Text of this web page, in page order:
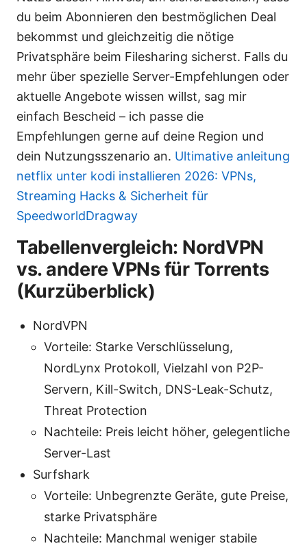
du beim Abonnieren den bestmöglichen Deal
bekommst und gleichzeitig die nötige
Privatsphäre beim Filesharing sicherst. Falls du
mehr über spezielle Server-Empfehlungen oder
aktuelle Angebote wissen willst, sag mir
einfach Bescheid – ich passe die
Empfehlungen gerne auf deine Region und
dein Nutzungsszenario an. Ultimative anleitung
netflix unter kodi installieren 2026: VPNs,
Streaming Hacks & Sicherheit für
SpeedworldDragway
Tabellenvergleich: NordVPN
vs. andere VPNs für Torrents
(Kurzüberblick)
NordVPN
Vorteile: Starke Verschlüsselung,
NordLynx Protokoll, Vielzahl von P2P-
Servern, Kill-Switch, DNS-Leak-Schutz,
Threat Protection
Nachteile: Preis leicht höher, gelegentliche
Server-Last
Surfshark
Vorteile: Unbegrenzte Geräte, gute Preise,
starke Privatsphäre
Nachteile: Manchmal weniger stabile